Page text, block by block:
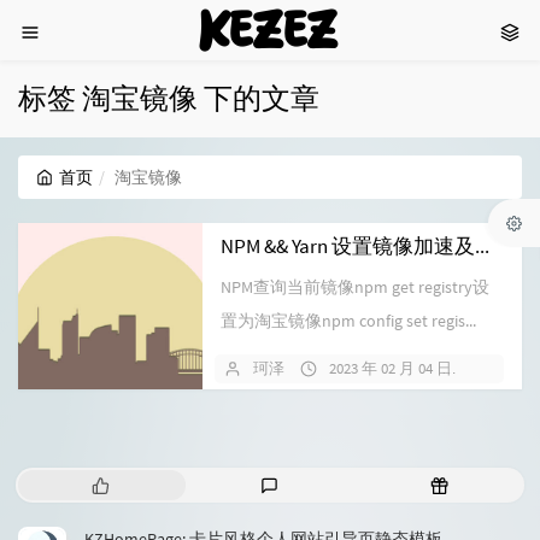
KEZEZ
标签 淘宝镜像 下的文章
首页 淘宝镜像
NPM && Yarn 设置镜像加速及恢复官方镜像
NPM查询当前镜像npm get registry设
置为淘宝镜像npm config set regis...
珂泽 2023 年 02 月 04 日
热
门
文
评
随